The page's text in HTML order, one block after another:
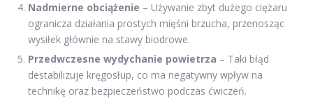
Nadmierne obciążenie – Używanie zbyt dużego ciężaru
ogranicza działania prostych mięśni brzucha, przenosząc
wysiłek głównie na stawy biodrowe.
Przedwczesne wydychanie powietrza – Taki błąd
destabilizuje kręgosłup, co ma negatywny wpływ na
technikę oraz bezpieczeństwo podczas ćwiczeń.